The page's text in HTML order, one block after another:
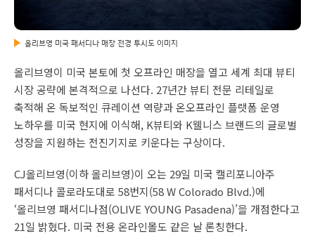
올리브영 미국 패서디나 매장 전경 투시도 이미지
올리브영이 미국 본토에 첫 오프라인 매장을 열고 세계 최대 뷰티
시장 공략에 본격적으로 나선다. 27년간 뷰티 전문 리테일로
축적해 온 독보적인 큐레이션 역량과 온오프라인 플랫폼 운영
노하우를 미국 현지에 이식해, K뷰티와 K웰니스 브랜드의 글로벌
성장을 지원하는 전진기지로 키운다는 구상이다.
CJ올리브영(이하 올리브영)이 오는 29일 미국 캘리포니아주
패서디나 콜로라도대로 58번지(58 W Colorado Blvd.)에
‘올리브영 패서디나점(OLIVE YOUNG Pasadena)’을 개점한다고
21일 밝혔다. 미국 전용 온라인몰도 같은 날 론칭한다.